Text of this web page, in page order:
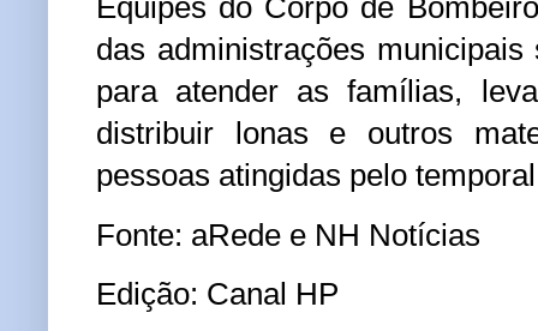
Equipes do Corpo de
das administrações municipais
para atender as famílias,
distribuir lonas e outros
pessoas atingidas pelo
Fonte: aRede e NH Notícias
Edição: Canal HP